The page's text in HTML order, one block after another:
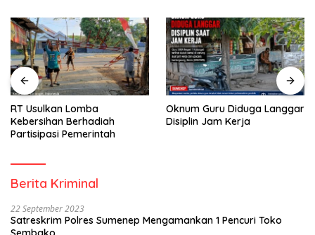
RT Usulkan Lomba
Kebersihan Berhadiah
Partisipasi Pemerintah
Oknum Guru Diduga Langgar
Disiplin Jam Kerja
Berita Kriminal
22 September 2023
Satreskrim Polres Sumenep Mengamankan 1 Pencuri Toko